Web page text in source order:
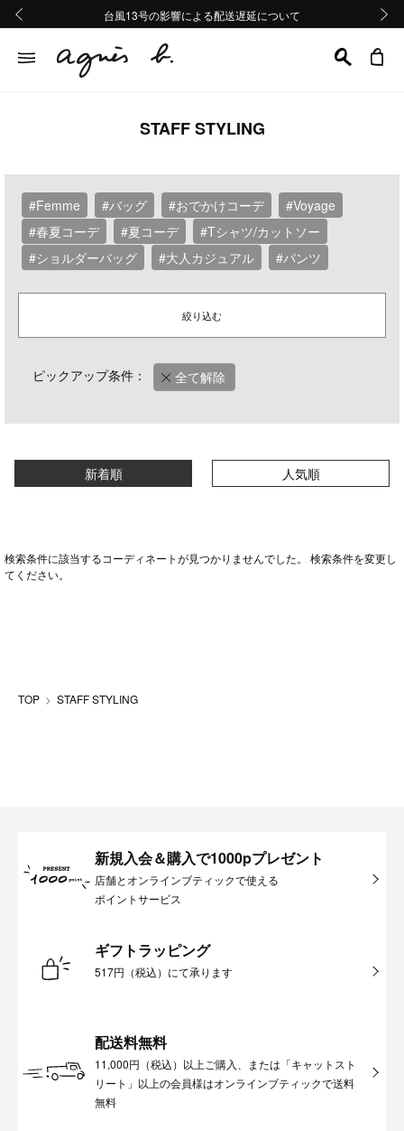
熊本地域地震の影響による配送遅延について
Summer Sale 2buy10%OFF!!
台風13号の影響による配送遅延について
熊本地域地震の影響による配送遅延について
Summer Sale 2buy10%OFF!!
STAFF STYLING
#Femme #バッグ #おでかけコーデ
#Voyage
#春夏コーデ
#夏コーデ
#Tシャツ/カットソー
#ショルダーバッグ
#大人カジュアル #パンツ
絞り込む
ピックアップ条件： 全て解除
新着順 人気順
検索条件に該当するコーディネートが見つかりませんでした。 検索条件を変更し
てください。
TOP STAFF STYLING
新規入会＆購入で1000pプレゼント
店舗とオンラインブティックで使える
ポイントサービス
ギフトラッピング
517円（税込）にて承ります
配送料無料
11,000円（税込）以上ご購入、または「キャットスト
リート」以上の会員様はオンラインブティックで送料
無料